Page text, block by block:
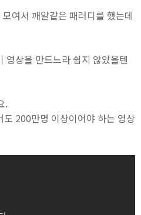
여서 깨알같은 패러디를 했는데
영상을 만드느라 쉽지 않았을텐
.
200만명 이상이어야 하는 영상